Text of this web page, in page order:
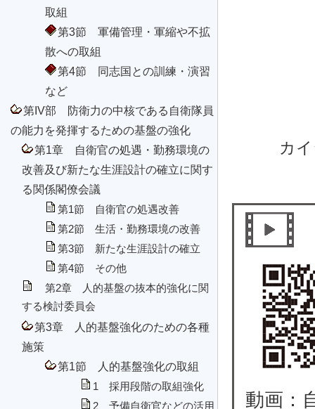
取組
第3節 軍備管理・軍縮や不拡
散への取組
第4節 同志国との訓練・演習
など
第IV部 防衛力の中核である自衛隊員
の能力を発揮するための基盤の強化
第1章 自衛官の処遇・勤務環境の
改善及び新たな生涯設計の確立に関す
る関係閣僚会議
第1節 自衛官の処遇改善
第2節 生活・勤務環境の改善
第3節 新たな生涯設計の確立
第4節 その他
第2章 人的基盤の抜本的強化に関
する検討委員会
第3章 人的基盤強化のための各種
施策
第1節 人的基盤強化の取組
1 採用段階の取組強化
2 予備自衛官などの活用
カ
動画：